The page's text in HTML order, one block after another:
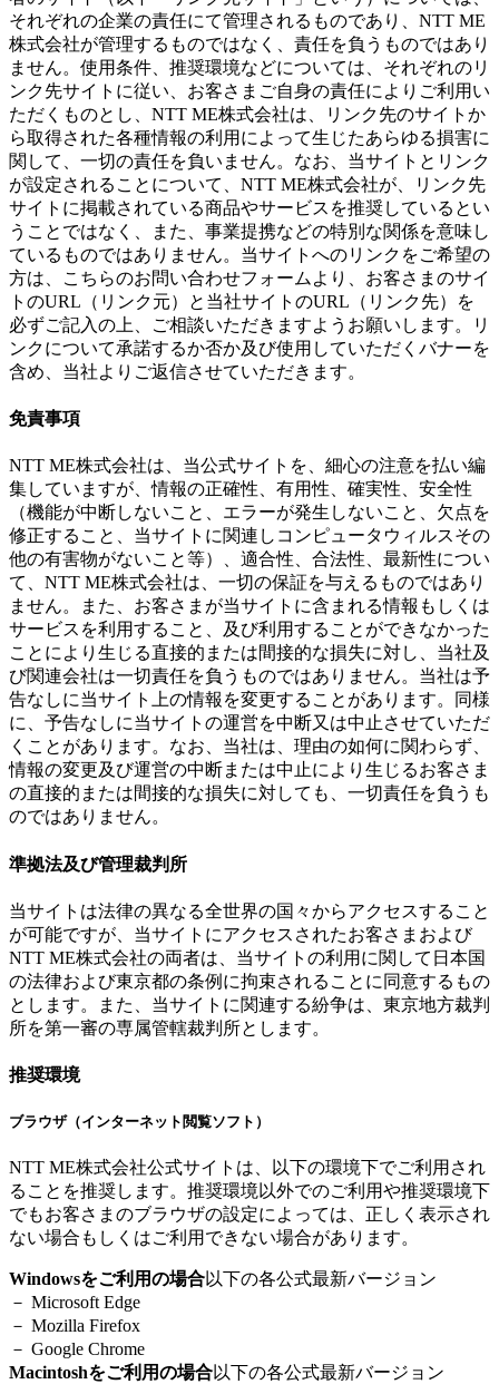
それぞれの企業の責任にて管理されるものであり、NTT ME
株式会社が管理するものではなく、責任を負うものではあり
ません。使用条件、推奨環境などについては、それぞれのリ
ンク先サイトに従い、お客さまご自身の責任によりご利用い
ただくものとし、NTT ME株式会社は、リンク先のサイトか
ら取得された各種情報の利用によって生じたあらゆる損害に
関して、一切の責任を負いません。なお、当サイトとリンク
が設定されることについて、NTT ME株式会社が、リンク先
サイトに掲載されている商品やサービスを推奨しているとい
うことではなく、また、事業提携などの特別な関係を意味し
ているものではありません。当サイトへのリンクをご希望の
方は、こちらのお問い合わせフォームより、お客さまのサイ
トのURL（リンク元）と当社サイトのURL（リンク先）を
必ずご記入の上、ご相談いただきますようお願いします。リ
ンクについて承諾するか否か及び使用していただくバナーを
含め、当社よりご返信させていただきます。
免責事項
NTT ME株式会社は、当公式サイトを、細心の注意を払い編
集していますが、情報の正確性、有用性、確実性、安全性
（機能が中断しないこと、エラーが発生しないこと、欠点を
修正すること、当サイトに関連しコンピュータウィルスその
他の有害物がないこと等）、適合性、合法性、最新性につい
て、NTT ME株式会社は、一切の保証を与えるものではあり
ません。また、お客さまが当サイトに含まれる情報もしくは
サービスを利用すること、及び利用することができなかった
ことにより生じる直接的または間接的な損失に対し、当社及
び関連会社は一切責任を負うものではありません。当社は予
告なしに当サイト上の情報を変更することがあります。同様
に、予告なしに当サイトの運営を中断又は中止させていただ
くことがあります。なお、当社は、理由の如何に関わらず、
情報の変更及び運営の中断または中止により生じるお客さま
の直接的または間接的な損失に対しても、一切責任を負うも
のではありません。
準拠法及び管理裁判所
当サイトは法律の異なる全世界の国々からアクセスすること
が可能ですが、当サイトにアクセスされたお客さまおよび
NTT ME株式会社の両者は、当サイトの利用に関して日本国
の法律および東京都の条例に拘束されることに同意するもの
とします。また、当サイトに関連する紛争は、東京地方裁判
所を第一審の専属管轄裁判所とします。
推奨環境
ブラウザ（インターネット閲覧ソフト）
NTT ME株式会社公式サイトは、以下の環境下でご利用され
ることを推奨します。推奨環境以外でのご利用や推奨環境下
でもお客さまのブラウザの設定によっては、正しく表示され
ない場合もしくはご利用できない場合があります。
Windowsをご利用の場合以下の各公式最新バージョン
－ Microsoft Edge
－ Mozilla Firefox
－ Google Chrome
Macintoshをご利用の場合以下の各公式最新バージョン